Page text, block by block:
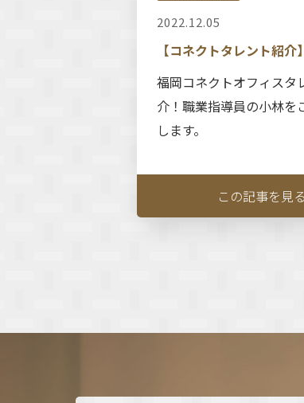
2022.12.05
【コネクトタレント紹介
福岡コネクトオフィスタ
介！職業指導員の小林を
します。
この記事を見る